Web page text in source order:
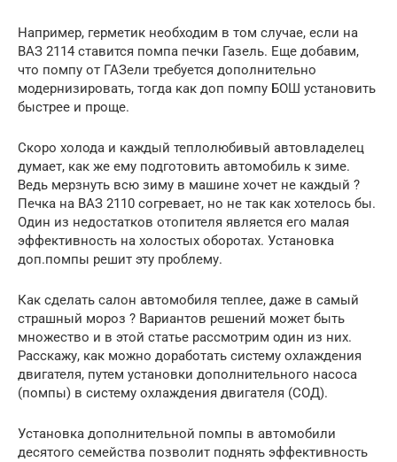
Например, герметик необходим в том случае, если на
ВАЗ 2114 ставится помпа печки Газель. Еще добавим,
что помпу от ГАЗели требуется дополнительно
модернизировать, тогда как доп помпу БОШ установить
быстрее и проще.
Скоро холода и каждый теплолюбивый автовладелец
думает, как же ему подготовить автомобиль к зиме.
Ведь мерзнуть всю зиму в машине хочет не каждый ?
Печка на ВАЗ 2110 согревает, но не так как хотелось бы.
Один из недостатков отопителя является его малая
эффективность на холостых оборотах. Установка
доп.помпы решит эту проблему.
Как сделать салон автомобиля теплее, даже в самый
страшный мороз ? Вариантов решений может быть
множество и в этой статье рассмотрим один из них.
Расскажу, как можно доработать систему охлаждения
двигателя, путем установки дополнительного насоса
(помпы) в систему охлаждения двигателя (СОД).
Установка дополнительной помпы в автомобили
десятого семейства позволит поднять эффективность